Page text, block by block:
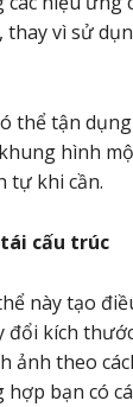
thay vì sử
thể tận
hình
tự khi cần.
cấu trúc
này tạo
đổi kích
ảnh theo
bạn có